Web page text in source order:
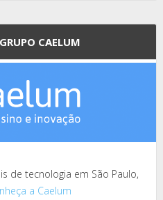
CAELUM
de tecnologia em São Paulo,
a Caelum